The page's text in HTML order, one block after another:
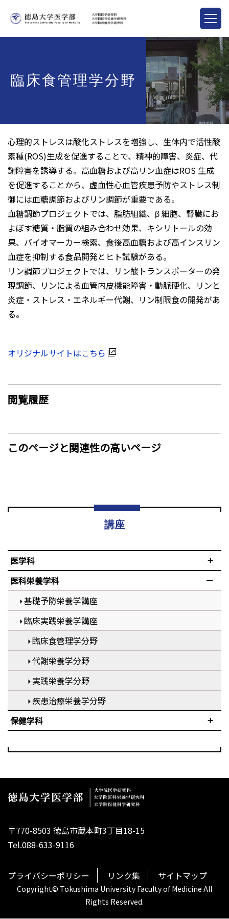
臨床食管理学分野
心理的ストレスは酸化ストレスを増強し、生体内で活性酸
素種(ROS)生成を促進することで、精神的障害、炎症、代
謝障害を誘導する。高血糖および高リン血症はROS 生成
を促進することから、虚血性心血管疾患予防やストレス制
御には血糖調節およびリン調節が重要である。
血糖調節プロジェクトでは、脂肪組織、β 細胞、腎臓にお
よぼす糖質・脂質の組み合わせ効果、キシリトールの効
果、バイオマーカー検索、食後高血糖および高インスリン
血症を抑制する食品開発とヒト試験がある。
リン調節プロジェクトでは、リン酸トランスポーターの発
現調節、リンによる血管内皮機能障害・動脈硬化、リンと
炎症・ストレス・エネルギー代謝、リン制限食の開発があ
る。
オリジナルサイトはこちら
閲覧履歴
このページと関連性の高いページ
講座
医学科
医科栄養学科
基礎予防栄養学講座
臨床実践栄養学講座
臨床食管理学分野
代謝栄養学分野
実践栄養学分野
疾患治療栄養学分野
保健学科
〒770-8503 徳島市蔵本町3丁目18-15
Tel.088-633-9116
プライバシーポリシー リンク集 サイトマップ
Copyright© Tokushima University Faculty of Medicine All
Rights Reserved.